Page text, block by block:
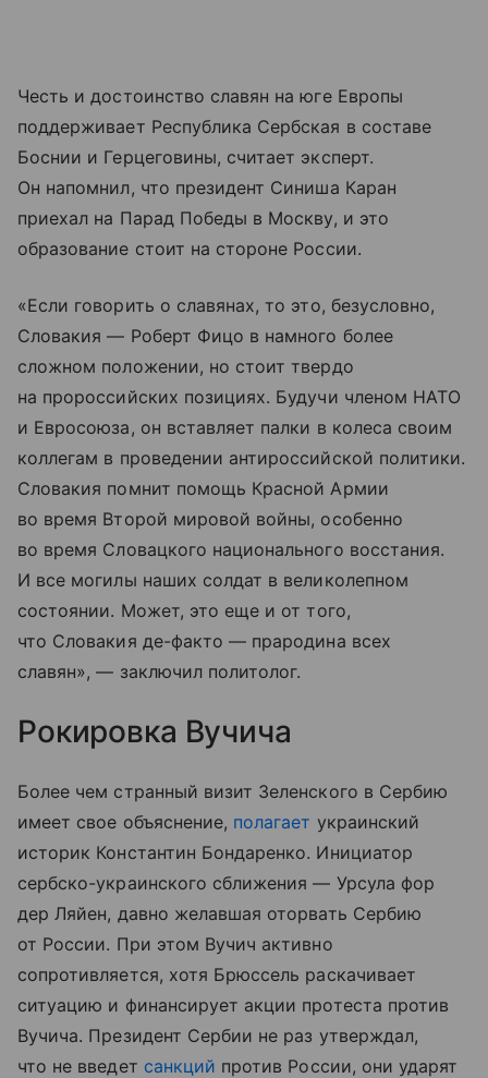
Честь и достоинство славян на юге Европы
поддерживает Республика Сербская в составе
Боснии и Герцеговины, считает эксперт.
Он напомнил, что президент Синиша Каран
приехал на Парад Победы в Москву, и это
образование стоит на стороне России.
«Если говорить о славянах, то это, безусловно,
Словакия — Роберт Фицо в намного более
сложном положении, но стоит твердо
на пророссийских позициях. Будучи членом НАТО
и Евросоюза, он вставляет палки в колеса своим
коллегам в проведении антироссийской политики.
Словакия помнит помощь Красной Армии
во время Второй мировой войны, особенно
во время Словацкого национального восстания.
И все могилы наших солдат в великолепном
состоянии. Может, это еще и от того,
что Словакия де-факто — прародина всех
славян», — заключил политолог.
Рокировка Вучича
Более чем странный визит Зеленского в Сербию
имеет свое объяснение, полагает украинский
историк Константин Бондаренко. Инициатор
сербско-украинского сближения — Урсула фор
дер Ляйен, давно желавшая оторвать Сербию
от России. При этом Вучич активно
сопротивляется, хотя Брюссель раскачивает
ситуацию и финансирует акции протеста против
Вучича. Президент Сербии не раз утверждал,
что не введет санкций против России, они ударят